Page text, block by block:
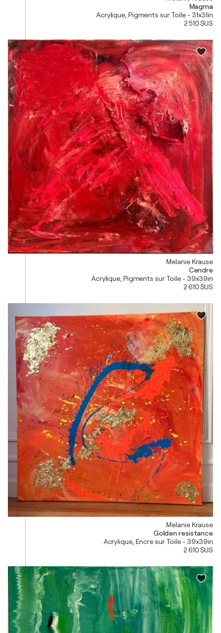
Magma
Acrylique, Pigments sur Toile - 31x31in
2 510 $US
Melanie Krause
Cendre
Acrylique, Pigments sur Toile - 39x39in
2 610 $US
Melanie Krause
Golden resistance
Acrylique, Encre sur Toile - 39x39in
2 610 $US